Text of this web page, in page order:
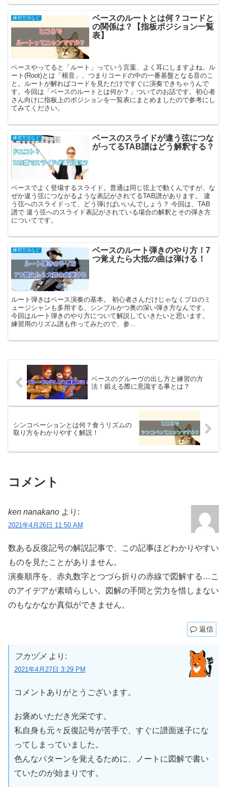
練習方法など
ベースのルートとは何？コードと
の関係は？【指板ポジション一覧
表】
ベースやってると「ルート」っていう言葉、よく耳にしますよね。ル
ート(Root)とは「根音」、つまりコードの中の一番基盤となる音のこ
と。ルートが解ればコードを見ただけですぐに演奏できちゃうんで
す。今回は「ベースのルートとは何か？」ついてのお話です。初心者
さん向けに指板上のポジションを一覧表にまとめましたので参考にし
てみてください。
練習方法など
ベースのスライドが違う弦につな
がってるTAB譜はどう解釈する？
ベースでよく登場するスライド。普通は同じ弦上で動くんですが、な
ぜか違う弦につながるような表記がされてるTAB譜があります。 違
う弦へのスライドって、どう弾けばいいんでしょう？ 今回は、TAB
譜で 違う弦へのスライド表記がされている場合の解釈とその弾き方
についてです。
練習方法など
ベースのルート弾きのやり方！7
つ覚えたら大抵の曲は弾ける！
ルート弾きはベース演奏の基本。 初心者さんだけじゃなくプロのミ
ュージシャンも多用する、シンプルかつ奥の深い弾き方なんです。
今回はルート弾きのやり方について解説していきたいと思います。
練習用のリズム譜も作ってみたので、参...
ベースのグルーヴの出し方と練習の方
法！鍛える際に意識する事とは？
シンコペーションとは何？食うリズムの
取り方をわかりやすく解説！
コメント
ken nanakano より:
2021年4月26日 11:50 AM
数ある反復記号の解説記事で、この記事ほどわかりやすい
ものを見たことがありません。
演奏順序を、赤丸数字とつづら折りの赤線で図解する…こ
のアイデアが素晴らしい。図解の手間と労力を惜しまない
のもなかなか真似ができません。
返信
フカヅメ より:
2021年4月27日 3:29 PM
コメントありがとうございます。
お褒めいただき光栄です。
私自身も元々反復記号が苦手で、すぐに譜面迷子にな
ってしまっていました。
色んなパターンを覚えるために、ノートに図解で書い
ていたのが始まりです。